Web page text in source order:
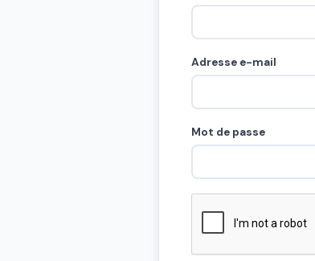
Adresse e-mail
Mot de passe